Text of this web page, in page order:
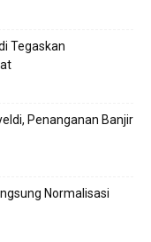
Tegaskan
Penanganan Banjir
Normalisasi